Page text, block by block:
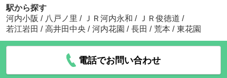
駅から探す
河内小阪 / 八戸ノ里 / ＪＲ河内永和 / ＪＲ俊徳道 /
若江岩田 / 高井田中央 / 河内花園 / 長田 / 荒本 / 東花園
電話でお問い合わせ